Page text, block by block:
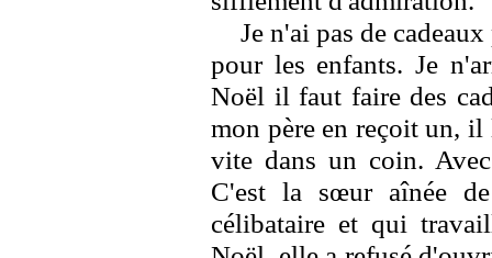
Je n'ai pas de
pour les enfants. Je
Noël il faut faire des
mon père en reçoit un, il
vite dans un coin.
C'est la sœur aînée
célibataire et qui